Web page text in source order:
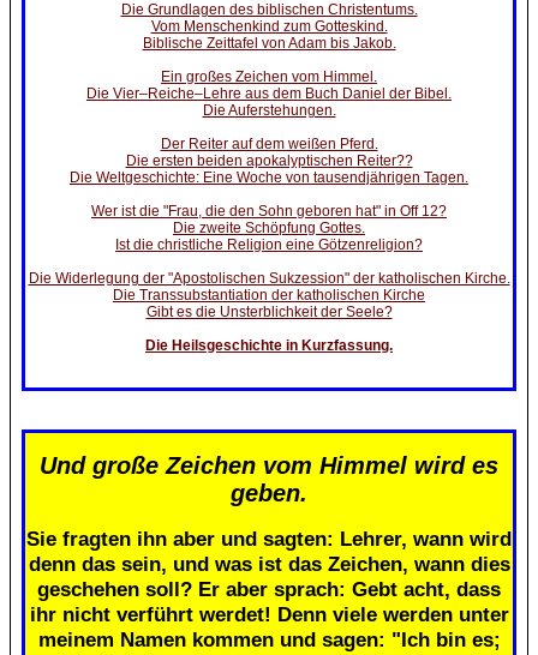
Die Grundlagen des biblischen Christentums.
Vom Menschenkind zum Gotteskind.
Biblische Zeittafel von Adam bis Jakob.
Ein großes Zeichen vom Himmel.
Die Vier–Reiche–Lehre aus dem Buch Daniel der Bibel.
Die Auferstehungen.
Der Reiter auf dem weißen Pferd.
Die ersten beiden apokalyptischen Reiter??
Die Weltgeschichte: Eine Woche von tausendjährigen Tagen.
Wer ist die "Frau, die den Sohn geboren hat" in Off 12?
Die zweite Schöpfung Gottes.
Ist die christliche Religion eine Götzenreligion?
Die Widerlegung der "Apostolischen Sukzession" der katholischen Kirche.
Die Transsubstantiation der katholischen Kirche
Gibt es die Unsterblichkeit der Seele?
Die Heilsgeschichte in Kurzfassung.
Und große Zeichen vom Himmel wird es
geben.
Sie fragten ihn aber und sagten: Lehrer, wann wird
denn das sein, und was ist das Zeichen, wann dies
geschehen soll? Er aber sprach: Gebt acht, dass
ihr nicht verführt werdet! Denn viele werden unter
meinem Namen kommen und sagen: "Ich bin es;